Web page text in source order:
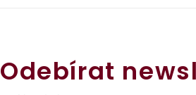
Odebírat